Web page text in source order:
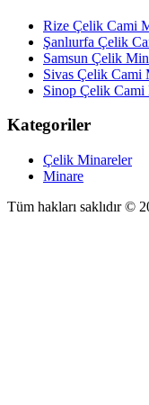
Rize Çelik Cami
Şanlıurfa Çelik
Samsun Çelik
Sivas Çelik Cami
Sinop Çelik Cami
Kategoriler
Çelik Minareler
Minare
Tüm hakları saklıdır ©